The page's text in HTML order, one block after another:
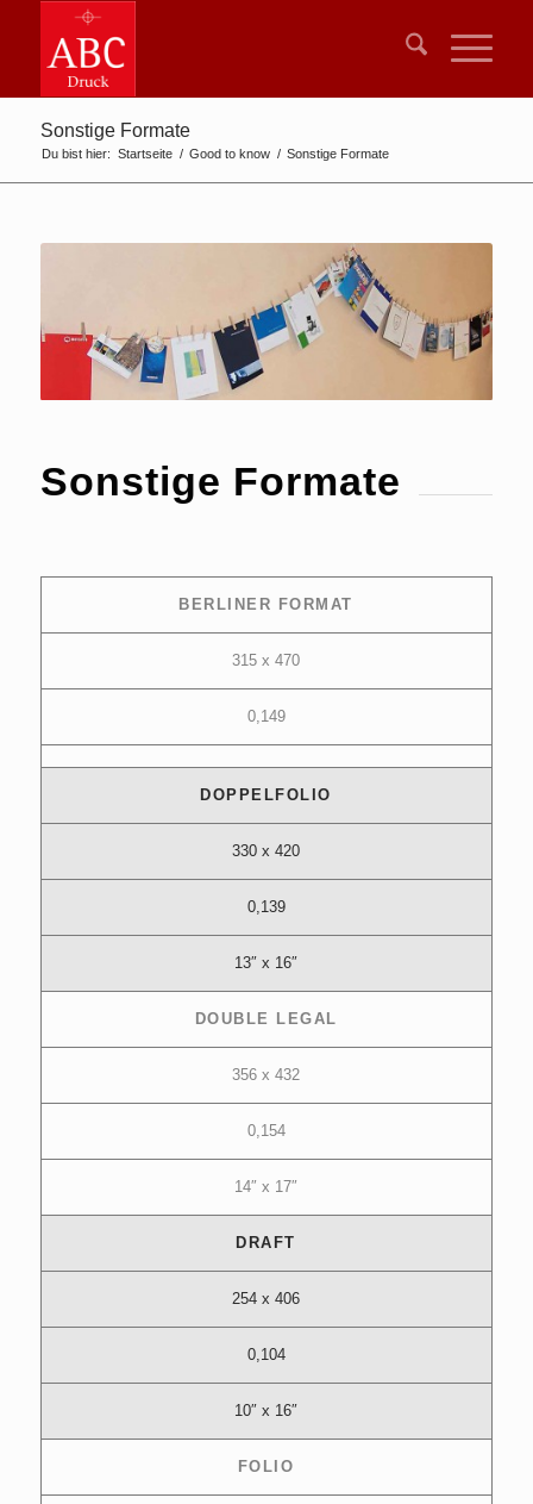
Sonstige Formate
Du bist hier: Startseite / Good to know / Sonstige Formate
Sonstige Formate
BERLINER FORMAT
315 x 470
0,149
DOPPELFOLIO
330 x 420
0,139
13″ x 16″
DOUBLE LEGAL
356 x 432
0,154
14″ x 17″
DRAFT
254 x 406
0,104
10″ x 16″
FOLIO